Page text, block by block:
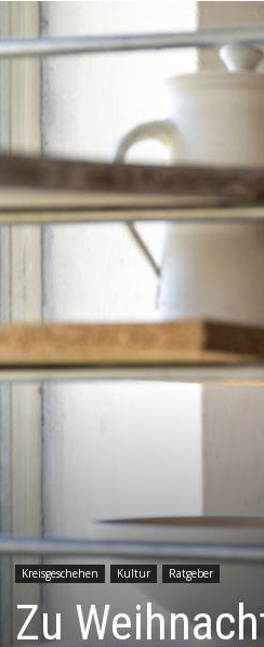
Kreisgeschehen Kultur Ratgeber
Zu